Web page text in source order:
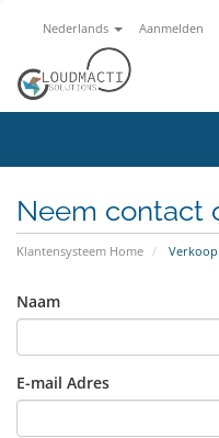
Nederlands Aanmelden
Neem contact
Klantensysteem Home Verkoop
Naam
E-mail Adres